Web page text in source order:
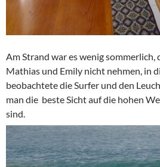
Am Strand war es wenig sommerlich,
Mathias und Emily nicht nehmen, in
beobachtete die Surfer und den
man die beste Sicht auf die hohen
sind.